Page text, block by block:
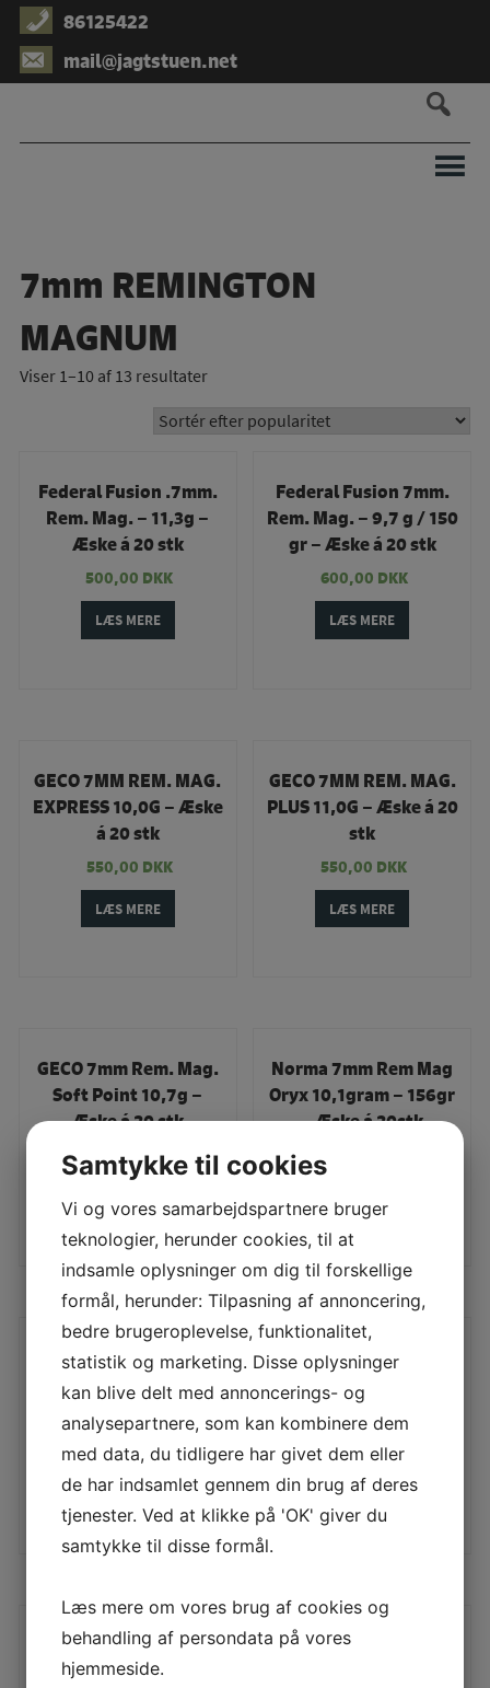
Hop
indholdet
86125422
mail@jagtstuen.net
7mm REMINGTON
MAGNUM
Viser 1–10 af 13 resultater
TILBUD
Federal Fusion .7mm.
Rem. Mag. – 11,3g –
Æske á 20 stk
500,00 DKK
LÆS MERE
TILBUD
Federal Fusion 7mm.
Rem. Mag. – 9,7 g / 150
gr – Æske á 20 stk
600,00 DKK
LÆS MERE
TILBUD
GECO 7MM REM. MAG.
EXPRESS 10,0G – Æske
á 20 stk
550,00 DKK
LÆS MERE
TILBUD
GECO 7MM REM. MAG.
PLUS 11,0G – Æske á 20
stk
550,00 DKK
LÆS MERE
TILBUD
GECO 7mm Rem. Mag.
Soft Point 10,7g –
Æske á 20 stk
400,00 DKK
TILBUD
Norma 7mm Rem Mag
Oryx 10,1gram – 156gr
– Æske á 20stk
700,00
TILBUD
Norma Barnes – T-
Shock 9,1g *BLYFRI*.
790,00 DKK
LÆS MERE
TILBUD
RHINO 7mm. Rem. Mag
10,4g – Æske á 20 stk
999,00DKK
LÆS MERE
TILBUD
RWS 7 MM REM. MAG.
EVOLUTION 10,3G –
RWS 7 MM REM. MAG.
Samtykke til cookies
Vi og vores samarbejdspartnere bruger
teknologier, herunder cookies, til at
indsamle oplysninger om dig til forskellige
formål, herunder: Tilpasning af annoncering,
bedre brugeroplevelse, funktionalitet,
statistik og marketing. Disse oplysninger
kan blive delt med annoncerings- og
analysepartnere, som kan kombinere dem
med data, du tidligere har givet dem eller
de har indsamlet gennem din brug af deres
tjenester. Ved at klikke på 'OK' giver du
samtykke til disse formål.
Læs mere om vores brug af cookies og
behandling af persondata på vores
hjemmeside.